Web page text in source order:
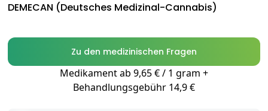
DEMECAN (Deutsches Medizinal-Cannabis)
Zu den medizinischen Fragen
Medikament ab 9,65 € / 1 gram +
Behandlungsgebühr 14,9 €